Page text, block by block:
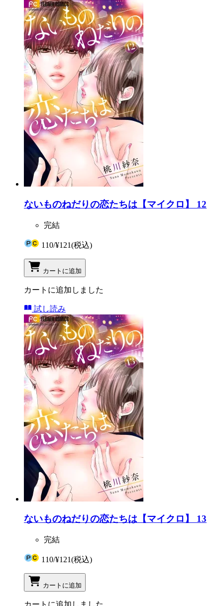
ないものねだりの恋たちは【マイクロ】 12
完結
110/¥121(税込)
カートに追加
カートに追加しました
試し読み
ないものねだりの恋たちは【マイクロ】 13
完結
110/¥121(税込)
カートに追加
カートに追加しました